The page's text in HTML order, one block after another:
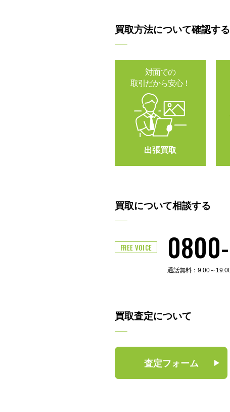
買取方法について確認する
対面での
取引だから安心！
出張買取
買取について相談する
FREE VOICE
通話無料：9:00～
買取査定について
査定フォーム